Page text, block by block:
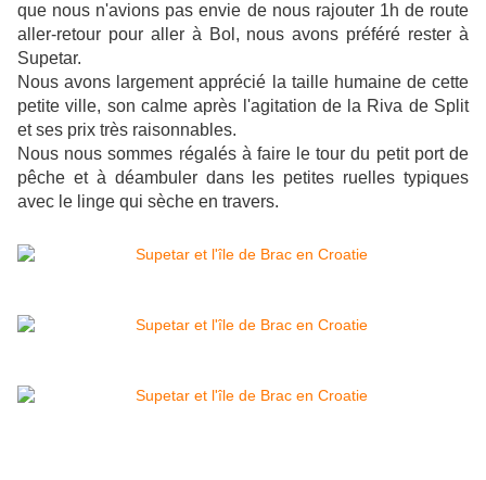
que nous n'avions pas envie de nous rajouter 1h de route
aller-retour pour aller à Bol, nous avons préféré rester à
Supetar.
Nous avons largement apprécié la taille humaine de cette
petite ville, son calme après l'agitation de la Riva de Split
et ses prix très raisonnables.
Nous nous sommes régalés à faire le tour du petit port de
pêche et à déambuler dans les petites ruelles typiques
avec le linge qui sèche en travers.